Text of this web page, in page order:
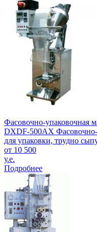
Фасовочно-упаковочная
DXDF-500AX Фасовочно-
для упаковки, трудно
от 10 500
у.е.
Подробнее